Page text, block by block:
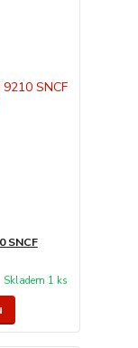
SNCF
Skladem 1 ks